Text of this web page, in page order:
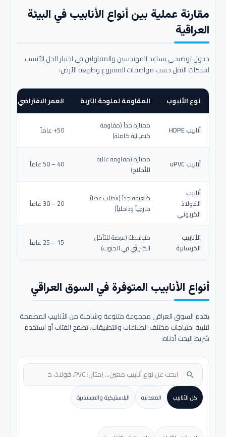
مقارنة عملية بين أنواع الأنابيب في البيئة
العراقية
جدول توضيحي يساعد المهندسين والمقاولين في اختيار الحل الأنسب
لشبكات النقل حسب مواصفات المشروع وطبيعة الأرض:
نوع الأنبوب المقاومة لملوحة التربة العمر الافتراضي
أنابيب HDPE
ممتازة جداً (مقاومة
كيميائية كاملة)
50+ عاماً
أنابيب uPVC
ممتازة (مقاومة عالية
للأملاح)
40 – 50 عاماً
أنابيب
الفولاذ
الكربوني
ضعيفة جداً (تتطلب عطلاً
خارجياً وداخلياً)
20 – 30 عاماً
الأنابيب
الخرسانية
متوسطة (عرضة للتآكل
الكبريتي في الجنوب)
15 – 25 عاماً
أنواع الأنابيب المتوفرة في السوق العراقي
يقدم السوق العراقي مجموعة متنوعة وشاملة من الأنابيب المصممة
لتلبية احتياجات مختلف الصناعات والتطبيقات. تصفح الفئات أو استخدم
شريط البحث أدناه:
search
كل الأنابيب المعدنية البلاستيكية والمستديرة